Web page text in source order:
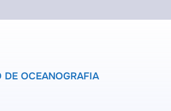
DE OCEANOGRAFIA